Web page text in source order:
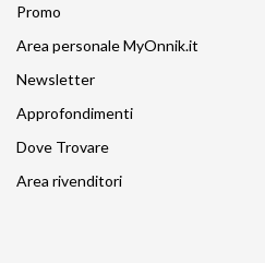
Promo
Area personale MyOnnik.it
Newsletter
Approfondimenti
Dove Trovare
Area rivenditori